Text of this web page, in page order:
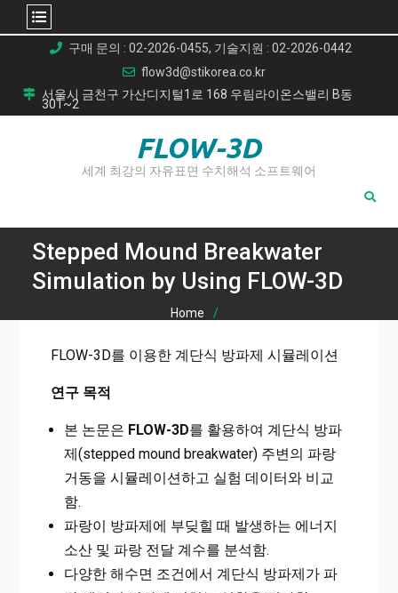
content
구매 문의 : 02-2026-0455, 기술지원 : 02-2026-0442
flow3d@stikorea.co.kr
서울시 금천구 가산디지털1로 168 우림라이온스밸리 B동
301~2
FLOW-3D
세계 최강의 자유표면 수치해석 소프트웨어
Stepped Mound Breakwater
Simulation by Using FLOW-3D
Home
FLOW-3D를 이용한 계단식 방파제 시뮬레이션
연구 목적
본 논문은 FLOW-3D를 활용하여 계단식 방파
제(stepped mound breakwater) 주변의 파랑
거동을 시뮬레이션하고 실험 데이터와 비교
함.
파랑이 방파제에 부딪힐 때 발생하는 에너지
소산 및 파랑 전달 계수를 분석함.
다양한 해수면 조건에서 계단식 방파제가 파